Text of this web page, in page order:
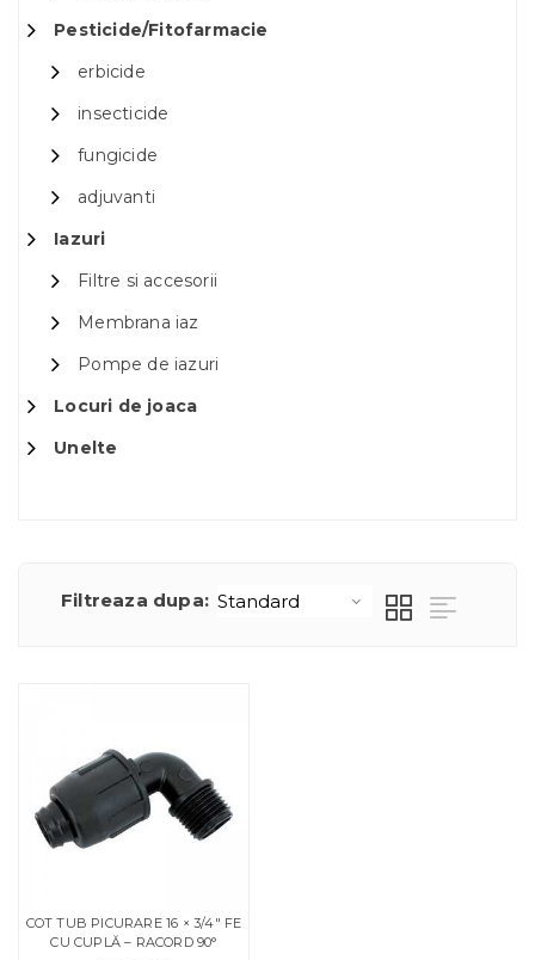
Pesticide/Fitofarmacie
erbicide
insecticide
fungicide
adjuvanti
Iazuri
Filtre si accesorii
Membrana iaz
Pompe de iazuri
Locuri de joaca
Unelte
Filtreaza dupa:
COT TUB PICURARE 16 × 3/4″ FE
CU CUPLĂ – RACORD 90°